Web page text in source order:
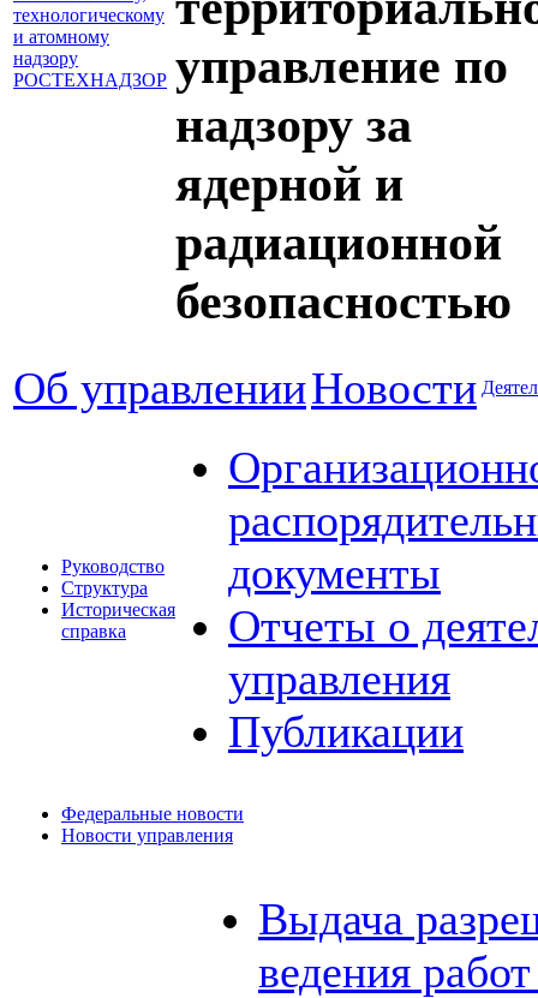
управление по
надзору за
ядерной и
радиационной
безопасностью
Об управленииНовости
Руководство
Структура
Историческая
справка
документы
Отчеты о
управления
Публикации
Федеральные новости
Новости управления
Выдача
ведения